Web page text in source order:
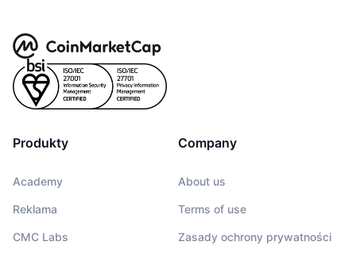
Produkty
Academy
Reklama
CMC Labs
Company
About us
Terms of use
Zasady ochrony prywatności